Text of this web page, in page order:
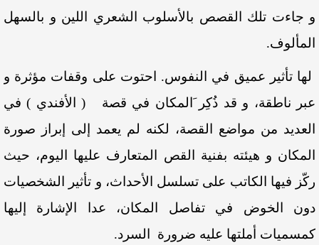
و جاءت تلك القصص بالأسلوب الشعري اللين و بالسهل
المألوف.
لها تأثير عميق في النفوس. احتوت على وقفات مؤثرة و
عبر ناطقة، و قد ذُكِر َالمكان في قصة ( الأفندي ) في
العديد من مواضع القصة، لكنه لم يعمد إلى إبراز صورة
المكان و هيئته بفنية القص المتعارف عليها اليوم، حيث
ركّز فيها الكاتب على تسلسل الأحداث، و تأثير الشخصيات
دون الخوض في تفاصل المكان، عدا الإشارة إليها
كمسميات أملتها عليه ضرورة السرد.